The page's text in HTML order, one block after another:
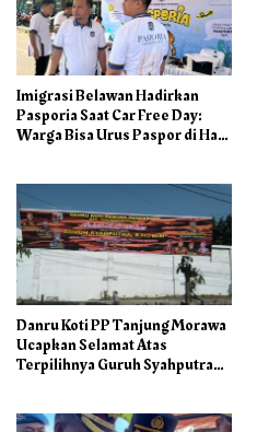
Imigrasi Belawan Hadirkan
Pasporia Saat Car Free Day:
Warga Bisa Urus Paspor di Hari
Danru Koti PP Tanjung Morawa
Ucapkan Selamat Atas
Terpilihnya Guruh Syahputra